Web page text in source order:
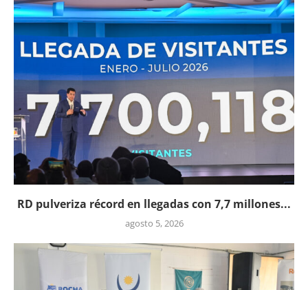
RD pulveriza récord en llegadas con 7,7 millones...
agosto 5, 2026